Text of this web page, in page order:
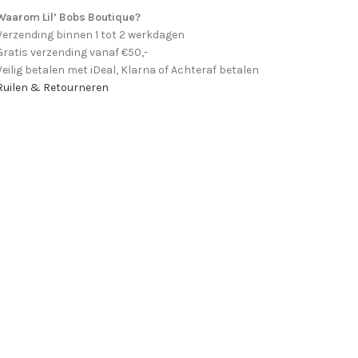
Lil’ Bobs Boutique?
binnen 1 tot 2 werkdagen
verzending vanaf €50,-
betalen met iDeal, Klarna of Achteraf betalen
& Retourneren